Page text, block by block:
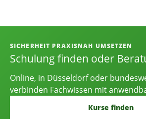
Informationen, Kontakt
SICHERHEIT PRAXISNAH UMSETZEN
Schulung finden oder
Online, in Düsseldorf oder
verbinden Fachwissen mit
Kurse finden